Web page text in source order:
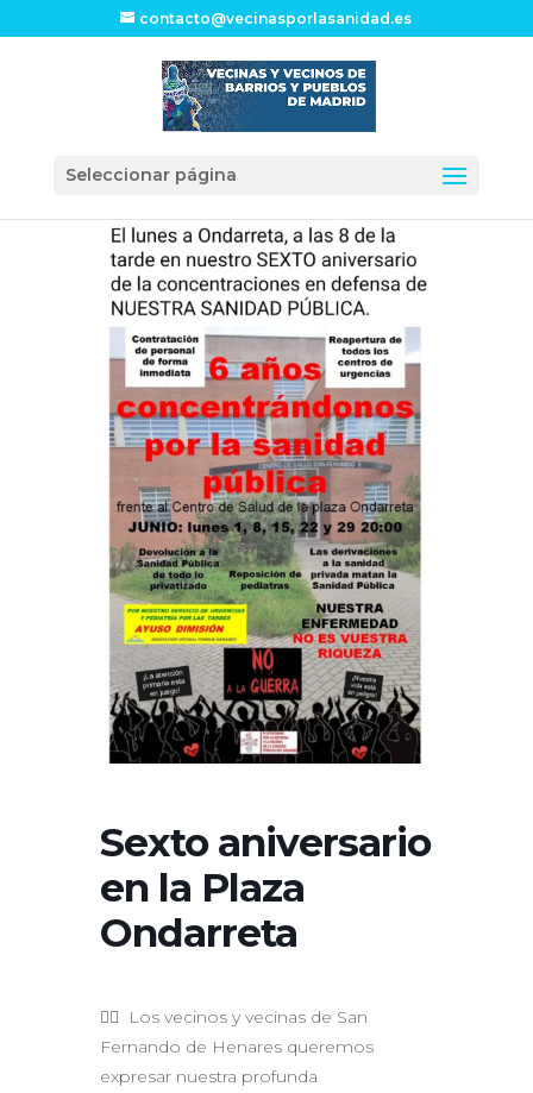
contacto@vecinasporlasanidad.es
Seleccionar página
Sexto aniversario
en la Plaza
Ondarreta
👯‍♀️ Los vecinos y vecinas de San
Fernando de Henares queremos
expresar nuestra profunda